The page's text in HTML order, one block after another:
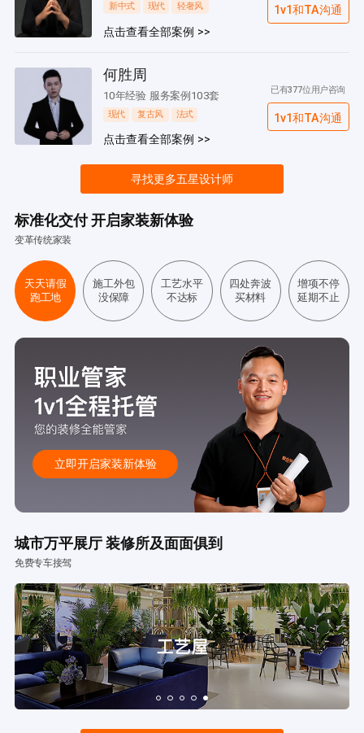
新中式 现代 轻奢风
点击查看全部案例 >>
1v1和TA沟通
何胜周
10年经验 服务案例103套
现代 复古风 法式
点击查看全部案例 >>
已有377位用户咨询
1v1和TA沟通
寻找更多五星设计师
标准化交付 开启家装新体验
变革传统家装
天天请假
跑工地
施工外包
没保障
工艺水平
不达标
四处奔波
买材料
增项不停
延期不止
立即开启家装新体验
城市万平展厅 装修所及面面俱到
免费专车接驾